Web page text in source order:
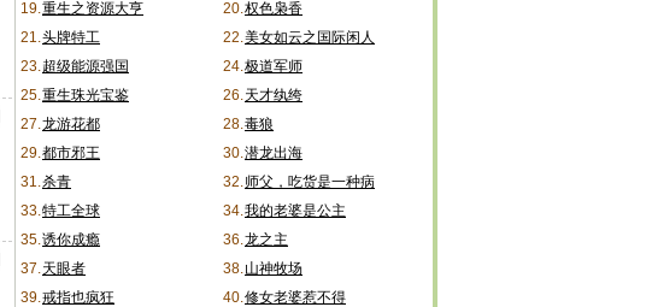
19.重生之资源大亨 20.权色枭香
21.头牌特工 22.美女如云之国际闲人
23.超级能源强国 24.极道军师
25.重生珠光宝鉴 26.天才纨绔
27.龙游花都 28.毒狼
29.都市邪王 30.潜龙出海
31.杀青 32.师父，吃货是一种病
33.特工全球 34.我的老婆是公主
35.诱你成瘾 36.龙之主
37.天眼者 38.山神牧场
39.戒指也疯狂 40.修女老婆惹不得